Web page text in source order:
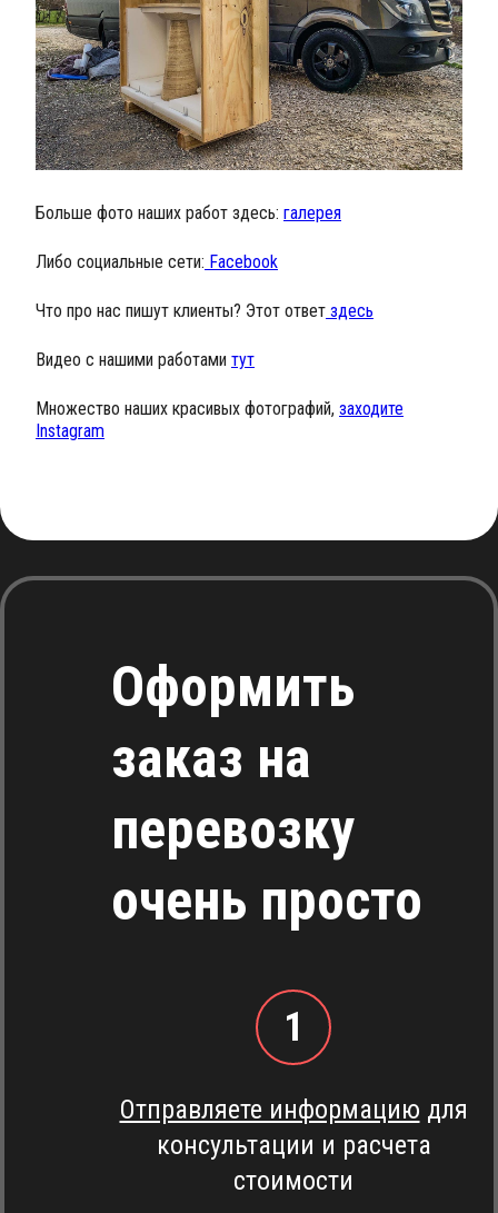
Больше фото наших работ здесь: галерея
Либо социальные сети: Facebook
Что про нас пишут клиенты? Этот ответ здесь
Видео с нашими работами тут
Множество наших красивых фотографий, заходите
Instagram
Оформить
заказ на
перевозку
очень просто
1
Отправляете информацию для
консультации и расчета
стоимости